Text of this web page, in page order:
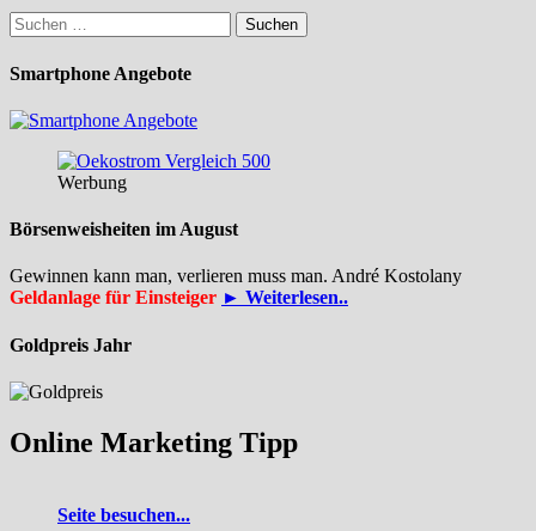
Suchen
nach:
Smartphone Angebote
Werbung
Börsenweisheiten im August
Gewinnen kann man, verlieren muss man. André Kostolany
Geldanlage für Einsteiger ► Weiterlesen..
Goldpreis Jahr
Online Marketing Tipp
Seite besuchen...